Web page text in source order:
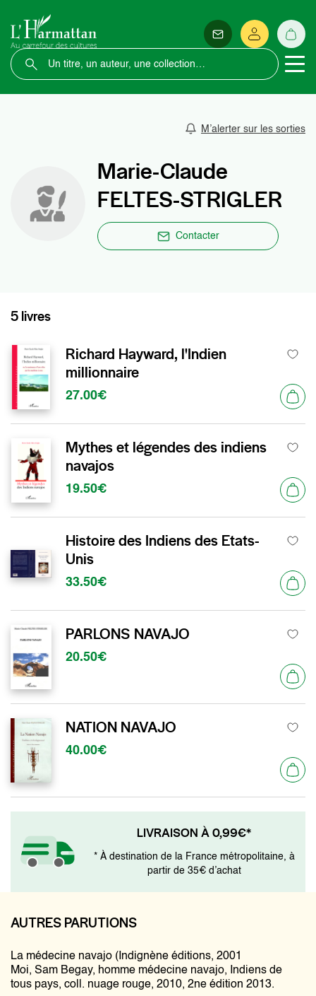
M’alerter sur les sorties
Marie-Claude
FELTES-STRIGLER
Contacter
5 livres
Richard Hayward, l'Indien
millionnaire
27.00€
Mythes et légendes des indiens
navajos
19.50€
Histoire des Indiens des Etats-
Unis
33.50€
PARLONS NAVAJO
20.50€
NATION NAVAJO
40.00€
LIVRAISON À 0,99€*
* À destination de la France métropolitaine, à
partir de 35€ d’achat
AUTRES PARUTIONS
La médecine navajo (Indignène éditions, 2001
Moi, Sam Begay, homme médecine navajo, Indiens de
tous pays, coll. nuage rouge, 2010, 2ne édition 2013.